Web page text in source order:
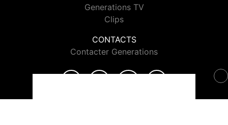
Generations TV
Clips
CONTACTS
Contacter Generations